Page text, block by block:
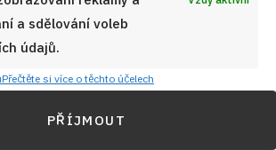
a sdělování voleb
údajů.
Přečtěte si více o těchto účelech
PŘÍJMOUT